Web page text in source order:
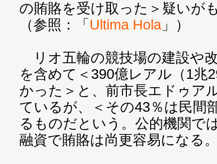
の賄賂を受け取った＞疑いが
（参照：「Ultima Hola」）
リオ五輪の競技場の建設や
を含めて＜390億レアル（1兆
かった＞と、前市長エドゥア
ているが、＜その43％は民間
るものだという。公的機関で
融資で賄賂は尚更容易になる